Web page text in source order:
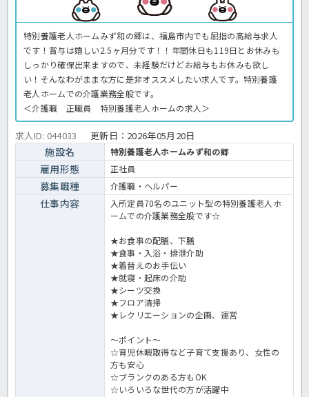
特別養護老人ホームみず和の郷は、福島市内でも屈指の高給与求人
です！賞与は嬉しい2.5ヶ月分です！！年間休日も119日とお休みも
しっかり確保出来ますので、未経験だけどお給与もお休みも欲し
い！そんなわがままな方に是非オススメしたい求人です。特別養護
老人ホームでの介護業務全般です。
＜介護職 正職員 特別養護老人ホームの求人＞
求人ID: 044033 更新日： 2026年05月20日
施設名 特別養護老人ホームみず和の郷
雇用形態 正社員
募集職種 介護職・ヘルパー
仕事内容
入所定員70名のユニット型の特別養護老人ホ
ームでの介護業務全般です☆
★お食事の配膳、下膳
★食事・入浴・排泄介助
★着替えのお手伝い
★就寝・起床の介助
★シーツ交換
★フロア清掃
★レクリエーションの企画、運営
～ポイント～
☆育児休暇取得など子育て支援あり、女性の
方も安心
☆ブランクのある方もOK
☆いろいろな世代の方が活躍中